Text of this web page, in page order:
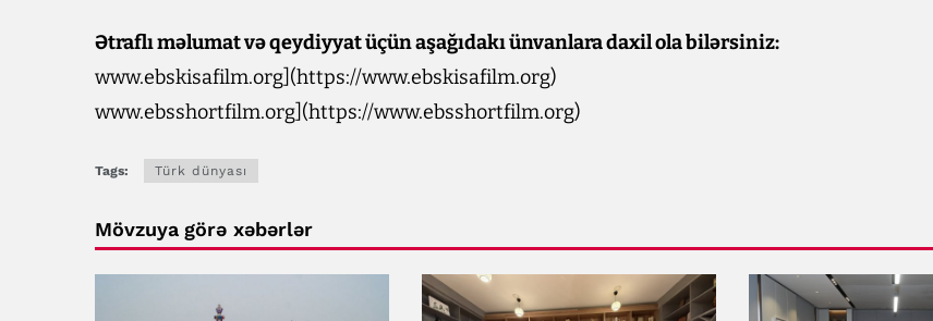
Ətraflı məlumat və qeydiyyat üçün aşağıdakı ünvanlara daxil ola bilərsiniz:
www.ebskisafilm.org](https://www.ebskisafilm.org)
www.ebsshortfilm.org](https://www.ebsshortfilm.org)
Tags: Türk dünyası
Mövzuya görə xəbərlər